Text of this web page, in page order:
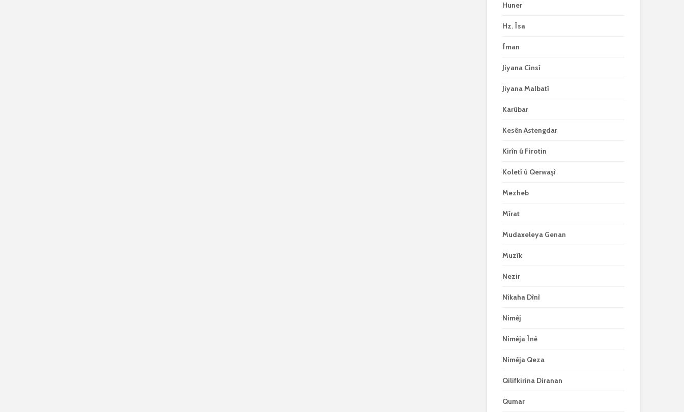
Huner
Hz. Îsa
Îman
Jiyana Cinsî
Jiyana Malbatî
Karûbar
Kesên Astengdar
Kirîn û Firotin
Koletî û Qerwaşî
Mezheb
Mîrat
Mudaxeleya Genan
Muzîk
Nezir
Nîkaha Dînî
Nimêj
Nimêja Înê
Nimêja Qeza
Qilifkirina Diranan
Qumar